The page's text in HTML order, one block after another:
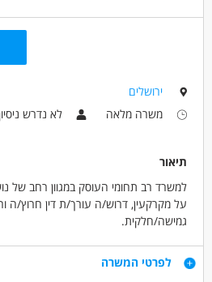
ירושלים
משרה מלאה
לא נדרש
תיאור
למשרד רב תחומי העוסק במגוון רחב של
על מקרקעין, דרוש/ה עורך/ת דין חרוץ/ה
גמישה/חלקית.
דרישות
לפרטי המשרה